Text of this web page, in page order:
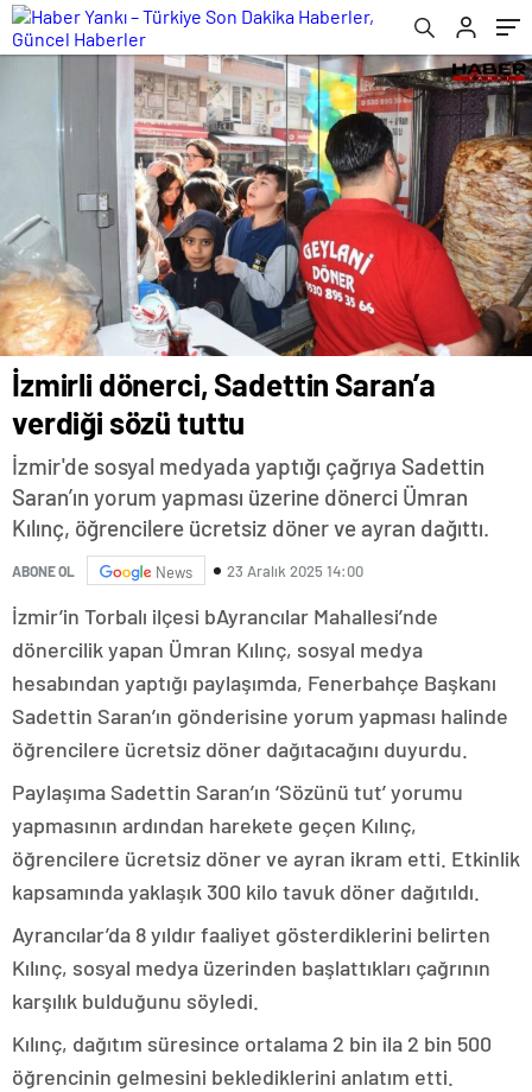
İzmirli dönerci, Sadettin Saran’a
verdiği sözü tuttu
İzmir'de sosyal medyada yaptığı çağrıya Sadettin
Saran’ın yorum yapması üzerine dönerci Ümran
Kılınç, öğrencilere ücretsiz döner ve ayran dağıttı.
ABONE OL News 23 Aralık 2025 14:00
İzmir’in Torbalı ilçesi bAyrancılar Mahallesi’nde
dönercilik yapan Ümran Kılınç, sosyal medya
hesabından yaptığı paylaşımda, Fenerbahçe Başkanı
Sadettin Saran’ın gönderisine yorum yapması halinde
öğrencilere ücretsiz döner dağıtacağını duyurdu.
Paylaşıma Sadettin Saran’ın ‘Sözünü tut’ yorumu
yapmasının ardından harekete geçen Kılınç,
öğrencilere ücretsiz döner ve ayran ikram etti. Etkinlik
kapsamında yaklaşık 300 kilo tavuk döner dağıtıldı.
Ayrancılar’da 8 yıldır faaliyet gösterdiklerini belirten
Kılınç, sosyal medya üzerinden başlattıkları çağrının
karşılık bulduğunu söyledi.
Kılınç, dağıtım süresince ortalama 2 bin ila 2 bin 500
öğrencinin gelmesini beklediklerini anlatım etti.